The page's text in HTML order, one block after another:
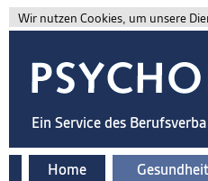
Wir nutzen Cookies, um unsere
Ein Service des
Home